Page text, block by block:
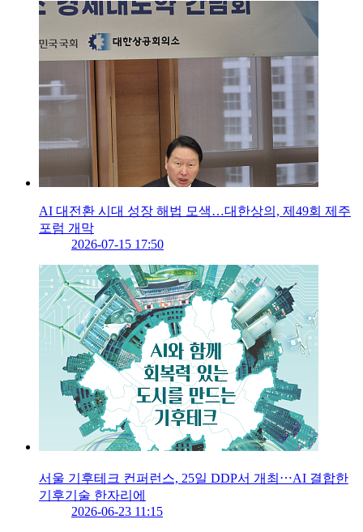
AI 대전환 시대 성장 해법 모색…대한상의, 제49회 제주
포럼 개막
2026-07-15 17:50
서울 기후테크 컨퍼런스, 25일 DDP서 개최⋯AI 결합한
기후기술 한자리에
2026-06-23 11:15